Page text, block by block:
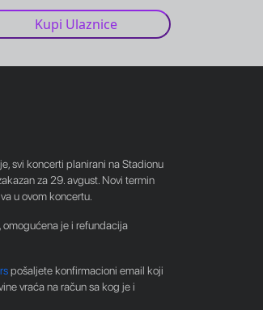
Kupi Ulaznice
svi koncerti planirani na Stadionu
za 29. avgust. Novi termin
u ovom koncertu.
omogućena je i refundacija
pošaljete konfirmacioni email koji
vraća na račun sa kog je i